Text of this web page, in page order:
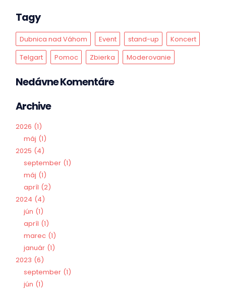
Tagy
Dubnica nad Váhom Event stand-up
Koncert
Telgart
Pomoc Zbierka Moderovanie
Nedávne Komentáre
Archive
2026 1
máj 1
2025
4
september 1
máj 1
apríl 2
2024
4
jún 1
apríl 1
marec 1
január 1
2023 6
september 1
jún 1